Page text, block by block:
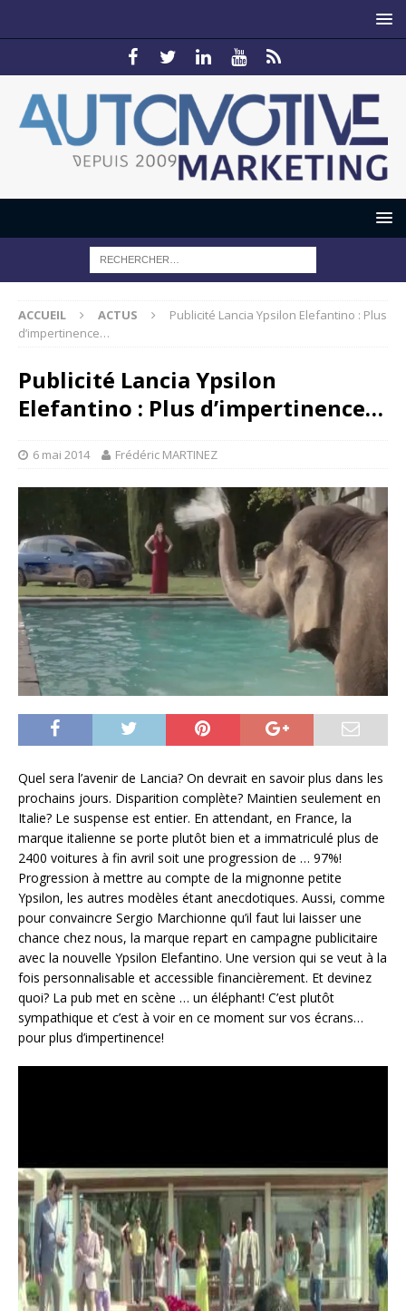
ACCUEIL ACTUS
Publicité Lancia Ypsilon Elefantino : Plus
d’impertinence…
Publicité Lancia Ypsilon
Elefantino : Plus d’impertinence…
6 mai 2014 Frédéric MARTINEZ
Quel sera l’avenir de Lancia? On devrait en savoir plus dans les
prochains jours. Disparition complète? Maintien seulement en
Italie? Le suspense est entier. En attendant, en France, la
marque italienne se porte plutôt bien et a immatriculé plus de
2400 voitures à fin avril soit une progression de … 97%!
Progression à mettre au compte de la mignonne petite
Ypsilon, les autres modèles étant anecdotiques. Aussi, comme
pour convaincre Sergio Marchionne qu’il faut lui laisser une
chance chez nous, la marque repart en campagne publicitaire
avec la nouvelle Ypsilon Elefantino. Une version qui se veut à la
fois personnalisable et accessible financièrement. Et devinez
quoi? La pub met en scène … un éléphant! C’est plutôt
sympathique et c’est à voir en ce moment sur vos écrans…
pour plus d’impertinence!